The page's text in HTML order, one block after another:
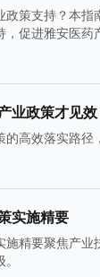
政策支持？本
促进雅安医药
业政策才见效
高效落实路径
实施精要
施精要聚焦产